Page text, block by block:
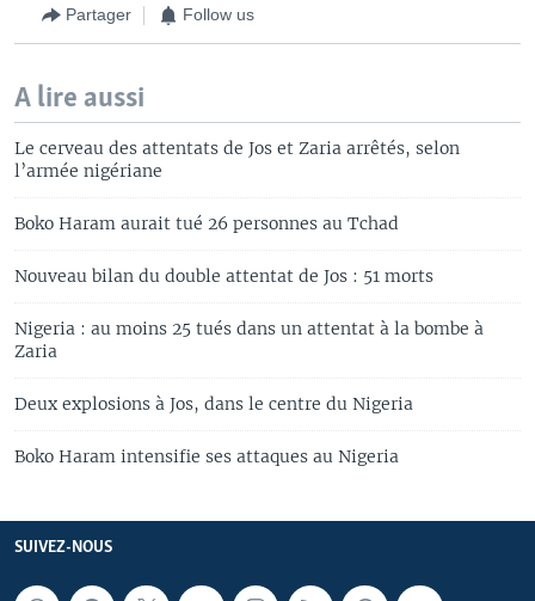
Partager Follow us
A lire aussi
Le cerveau des attentats de Jos et Zaria arrêtés, selon
l’armée nigériane
Boko Haram aurait tué 26 personnes au Tchad
Nouveau bilan du double attentat de Jos : 51 morts
Nigeria : au moins 25 tués dans un attentat à la bombe à
Zaria
Deux explosions à Jos, dans le centre du Nigeria
Boko Haram intensifie ses attaques au Nigeria
SUIVEZ-NOUS